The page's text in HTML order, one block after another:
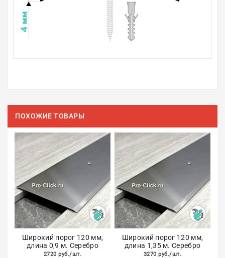
ПОХОЖИЕ ТОВАРЫ
Широкий порог 120 мм,
длина 0,9 м. Серебро
2720 руб./шт.
Широкий порог 120 мм,
длина 1,35 м. Серебро
3270 руб./шт.